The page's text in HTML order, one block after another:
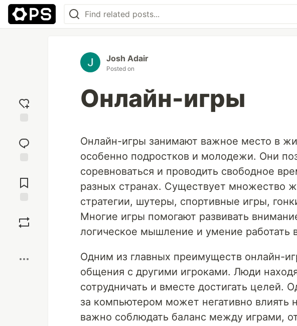
reaction
Comments
Josh Adair
Posted on
Онлайн-игры
Онлайн-игры занимают важное место в
особенно подростков и молодежи. Они
соревноваться и проводить свободное
разных странах. Существует множество
стратегии, шутеры, спортивные игры,
Многие игры помогают развивать
логическое мышление и умение работать
Одним из главных преимуществ онлайн-
общения с другими игроками. Люди
сотрудничать и вместе достигать целей.
за компьютером может негативно влиять
важно соблюдать баланс между играми,